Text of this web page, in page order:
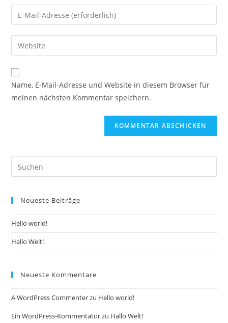
Namen
oder
zum
Kommentieren
ein
Gib
deine
E-
Mail-
zum
Kommentieren
ein
Gib
deine
Website-
URL
Name, E-Mail-Adresse und Website in diesem Browser für
meinen nächsten Kommentar speichern.
Neueste Beiträge
Hello world!
Hallo Welt!
Neueste Kommentare
A WordPress Commenterzu Hello world!
Ein WordPress-Kommentatorzu Hallo Welt!